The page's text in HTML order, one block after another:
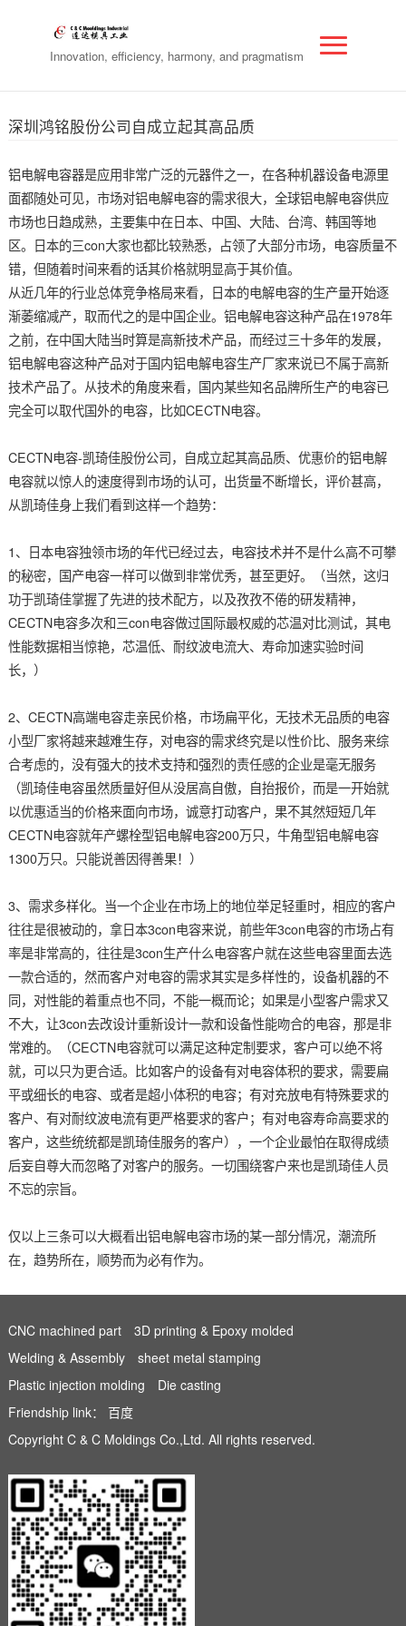
Innovation, efficiency, harmony, and pragmatism
深圳鸿铭股份公司自成立起其高品质
铝电解电容器是应用非常广泛的元器件之一，在各种机器设备电源里
面都随处可见，市场对铝电解电容的需求很大，全球铝电解电容供应
市场也日趋成熟，主要集中在日本、中国、大陆、台湾、韩国等地
区。日本的三con大家也都比较熟悉，占领了大部分市场，电容质量不
错，但随着时间来看的话其价格就明显高于其价值。
从近几年的行业总体竞争格局来看，日本的电解电容的生产量开始逐
渐萎缩减产，取而代之的是中国企业。铝电解电容这种产品在1978年
之前，在中国大陆当时算是高新技术产品，而经过三十多年的发展，
铝电解电容这种产品对于国内铝电解电容生产厂家来说已不属于高新
技术产品了。从技术的角度来看，国内某些知名品牌所生产的电容已
完全可以取代国外的电容，比如CECTN电容。
CECTN电容-凯琦佳股份公司，自成立起其高品质、优惠价的铝电解
电容就以惊人的速度得到市场的认可，出货量不断增长，评价甚高，
从凯琦佳身上我们看到这样一个趋势：
1、日本电容独领市场的年代已经过去，电容技术并不是什么高不可攀
的秘密，国产电容一样可以做到非常优秀，甚至更好。（当然，这归
功于凯琦佳掌握了先进的技术配方，以及孜孜不倦的研发精神，
CECTN电容多次和三con电容做过国际最权威的芯温对比测试，其电
性能数据相当惊艳，芯温低、耐纹波电流大、寿命加速实验时间
长，）
2、CECTN高端电容走亲民价格，市场扁平化，无技术无品质的电容
小型厂家将越来越难生存，对电容的需求终究是以性价比、服务来综
合考虑的，没有强大的技术支持和强烈的责任感的企业是毫无服务
（凯琦佳电容虽然质量好但从没居高自傲，自抬报价，而是一开始就
以优惠适当的价格来面向市场，诚意打动客户，果不其然短短几年
CECTN电容就年产螺栓型铝电解电容200万只，牛角型铝电解电容
1300万只。只能说善因得善果！）
3、需求多样化。当一个企业在市场上的地位举足轻重时，相应的客户
往往是很被动的，拿日本3con电容来说，前些年3con电容的市场占有
率是非常高的，往往是3con生产什么电容客户就在这些电容里面去选
一款合适的，然而客户对电容的需求其实是多样性的，设备机器的不
同，对性能的着重点也不同，不能一概而论；如果是小型客户需求又
不大，让3con去改设计重新设计一款和设备性能吻合的电容，那是非
常难的。（CECTN电容就可以满足这种定制要求，客户可以绝不将
就，可以只为更合适。比如客户的设备有对电容体积的要求，需要扁
平或细长的电容、或者是超小体积的电容；有对充放电有特殊要求的
客户、有对耐纹波电流有更严格要求的客户；有对电容寿命高要求的
客户，这些统统都是凯琦佳服务的客户），一个企业最怕在取得成绩
后妄自尊大而忽略了对客户的服务。一切围绕客户来也是凯琦佳人员
不忘的宗旨。
仅以上三条可以大概看出铝电解电容市场的某一部分情况，潮流所
在，趋势所在，顺势而为必有作为。
CNC machined part
3D printing & Epoxy molded
Welding & Assembly
sheet metal stamping
Plastic injection molding
Die casting
Friendship link： 百度
Copyright C & C Moldings Co.,Ltd. All rights reserved.